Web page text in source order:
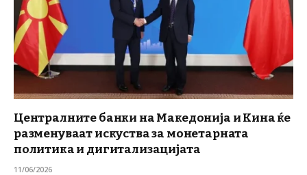
Централните банки на Македонија и Кина ќе
разменуваат искуства за монетарната
политика и дигитализацијата
11/06/2026